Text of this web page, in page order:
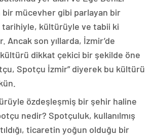
bir mücevher gibi parlayan bir
kültürüyle ve tabii ki
son yıllarda, İzmir’de
kültürü dikkat çekici bir şekilde öne
Spotçu İzmir” diyerek bu kültürü
özdeşleşmiş bir şehir haline
nedir? Spotçuluk, kullanılmış
ticaretin yoğun olduğu bir